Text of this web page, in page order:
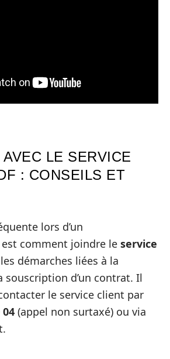
LE SERVICE
: CONSEILS ET
lors d’un
comment joindre le service
démarches liées à la
souscription d’un contrat. Il
le service client par
04 (appel non surtaxé) ou via